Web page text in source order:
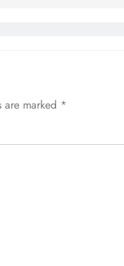
are marked *